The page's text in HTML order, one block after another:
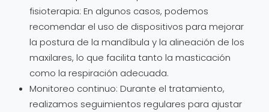
fisioterapia: En algunos casos, podemos
recomendar el uso de dispositivos para mejorar
la postura de la mandíbula y la alineación de los
maxilares, lo que facilita tanto la masticación
como la respiración adecuada.
Monitoreo continuo: Durante el tratamiento,
realizamos seguimientos regulares para ajustar